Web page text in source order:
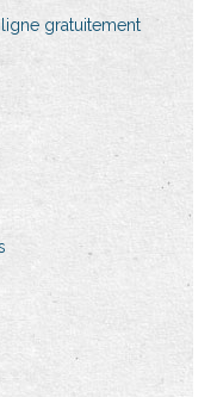
gratuitement